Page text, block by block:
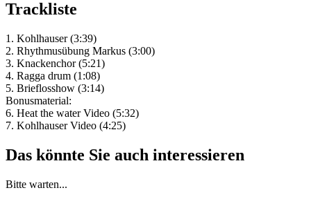
Trackliste
1. Kohlhauser (3:39)
2. Rhythmusübung Markus (3:00)
3. Knackenchor (5:21)
4. Ragga drum (1:08)
5. Brieflosshow (3:14)
Bonusmaterial:
6. Heat the water Video (5:32)
7. Kohlhauser Video (4:25)
Das könnte Sie auch interessieren
Bitte warten...